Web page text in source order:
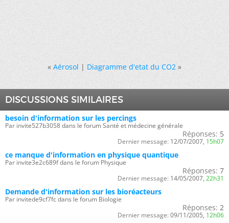
« Aérosol|Diagramme d'etat du CO2 »
DISCUSSIONS SIMILAIRES
besoin d'information sur les percings
Par invite527b3058 dans le forum Santé et médecine générale
Réponses: 5
Dernier message: 12/07/2007, 15h07
ce manque d'information en physique quantique
Par invite3e2c689f dans le forum Physique
Réponses: 7
Dernier message: 14/05/2007, 22h31
Demande d'information sur les bioréacteurs
Par invitede9cf7fc dans le forum Biologie
Réponses: 2
Dernier message: 09/11/2005, 12h06